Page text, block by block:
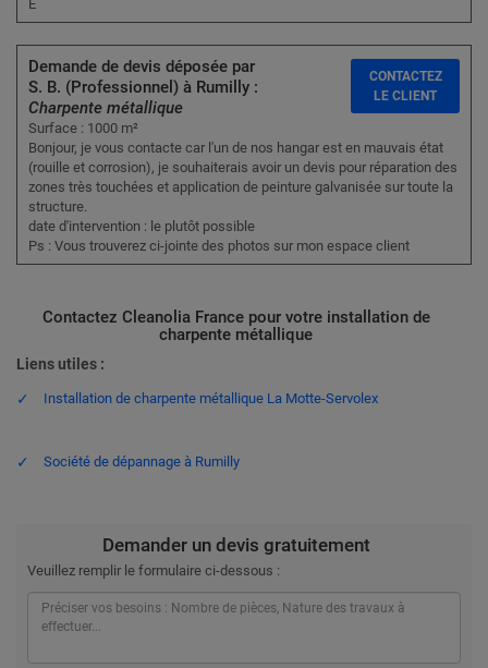
E
Demande de devis déposée par
S. B. (Professionnel) à Rumilly :
Charpente métallique
Surface : 1000 m²
Bonjour, je vous contacte car l'un de nos hangar est en mauvais état
(rouille et corrosion), je souhaiterais avoir un devis pour réparation des
zones très touchées et application de peinture galvanisée sur toute la
structure.
date d'intervention : le plutôt possible
Ps : Vous trouverez ci-jointe des photos sur mon espace client
CONTACTEZ
LE CLIENT
Contactez Cleanolia France pour votre installation de
charpente métallique
Liens utiles :
Installation de charpente métallique La Motte-Servolex
Société de dépannage à Rumilly
Demander un devis gratuitement
Veuillez remplir le formulaire ci-dessous :